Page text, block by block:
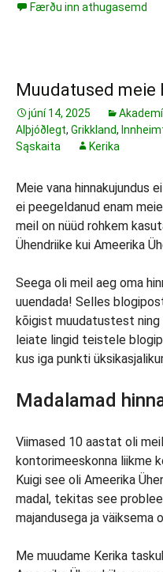
Færðu inn athugasemd
Muudatused
júní 14, 2025
Alþjóðlegt, Grikkland,
Sąskaita
Kerika
Meie vana hinnakujundus
ei peegeldanud enam
meil on nüüd rohkem
Ühendriike kui Ameerika
Seega oli meil aeg oma
uuendada! Selles
kõigist muudatustest
leiate lingid teistele
kus iga punkti
Madalamad
Viimased 10 aastat oli
kontorimeeskonna liikme
Kuigi see oli Ameerika
madal, tekitas see
majandusega ja väiksema
Me muudame Kerika